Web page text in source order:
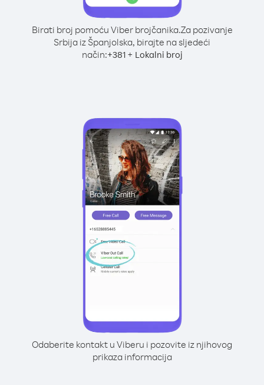
Birati broj pomoću Viber brojčanika.Za pozivanje
Srbija iz Španjolska, birajte na sljedeći
način:+381+ Lokalni broj
Odaberite kontakt u Viberu i pozovite iz njihovog
prikaza informacija